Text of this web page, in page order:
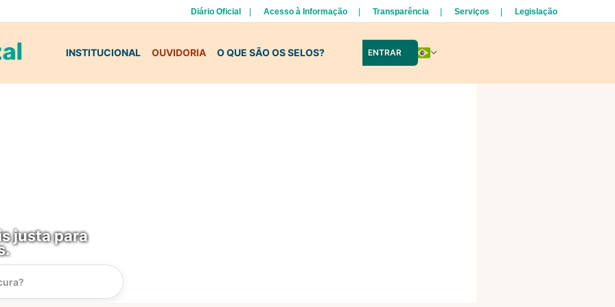
Diário Oficial Acesso à Informação Transparência Serviços Legislação
INSTITUCIONAL OUVIDORIA O QUE SÃO OS SELOS? ENTRAR
justa para